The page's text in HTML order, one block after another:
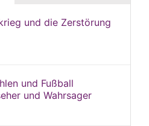
und die Zerstörung
und Fußball
und Wahrsager